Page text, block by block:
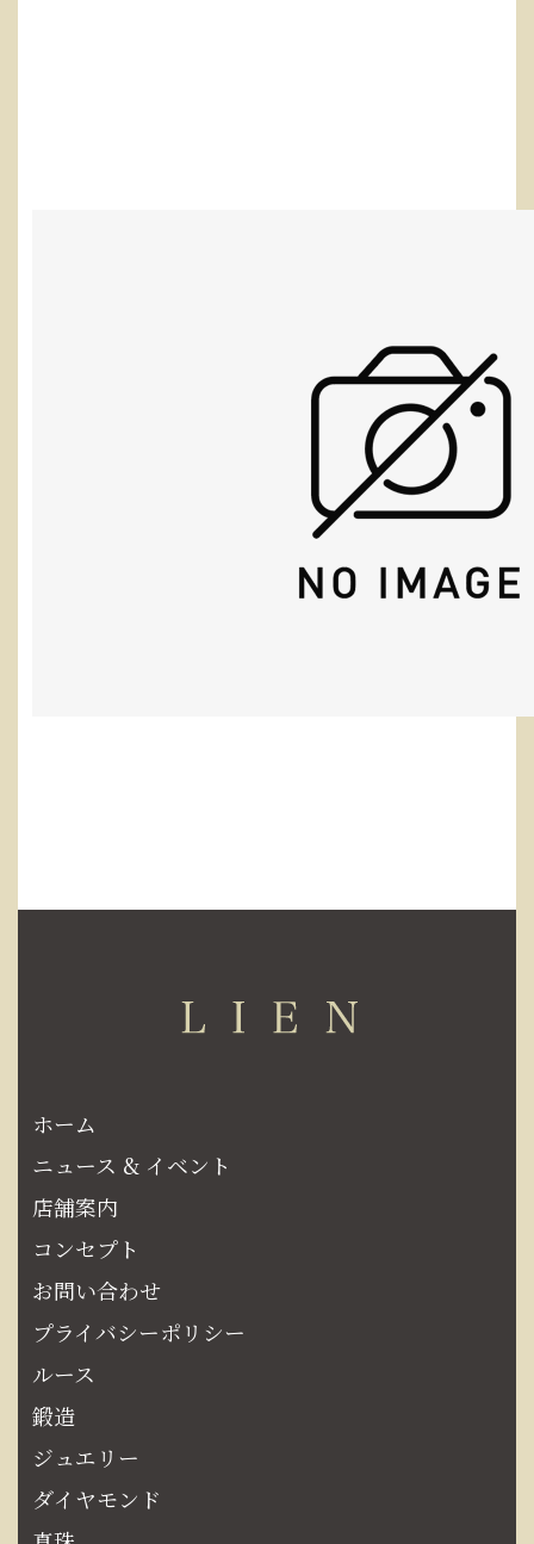
ホーム
ニュース & イベント
店舗案内
コンセプト
お問い合わせ
プライバシーポリシー
ルース
鍛造
ジュエリー
ダイヤモンド